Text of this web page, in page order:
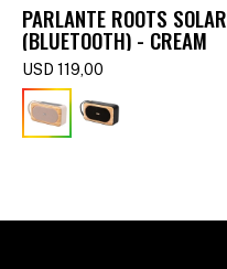
PARLANTE ROOTS SOLAR
(BLUETOOTH) - CREAM
USD 119,00